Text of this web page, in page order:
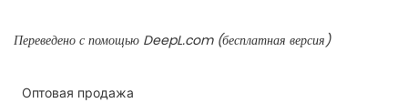
Переведено с помощью DeepL.com(бесплатная версия)
Оптовая продажа